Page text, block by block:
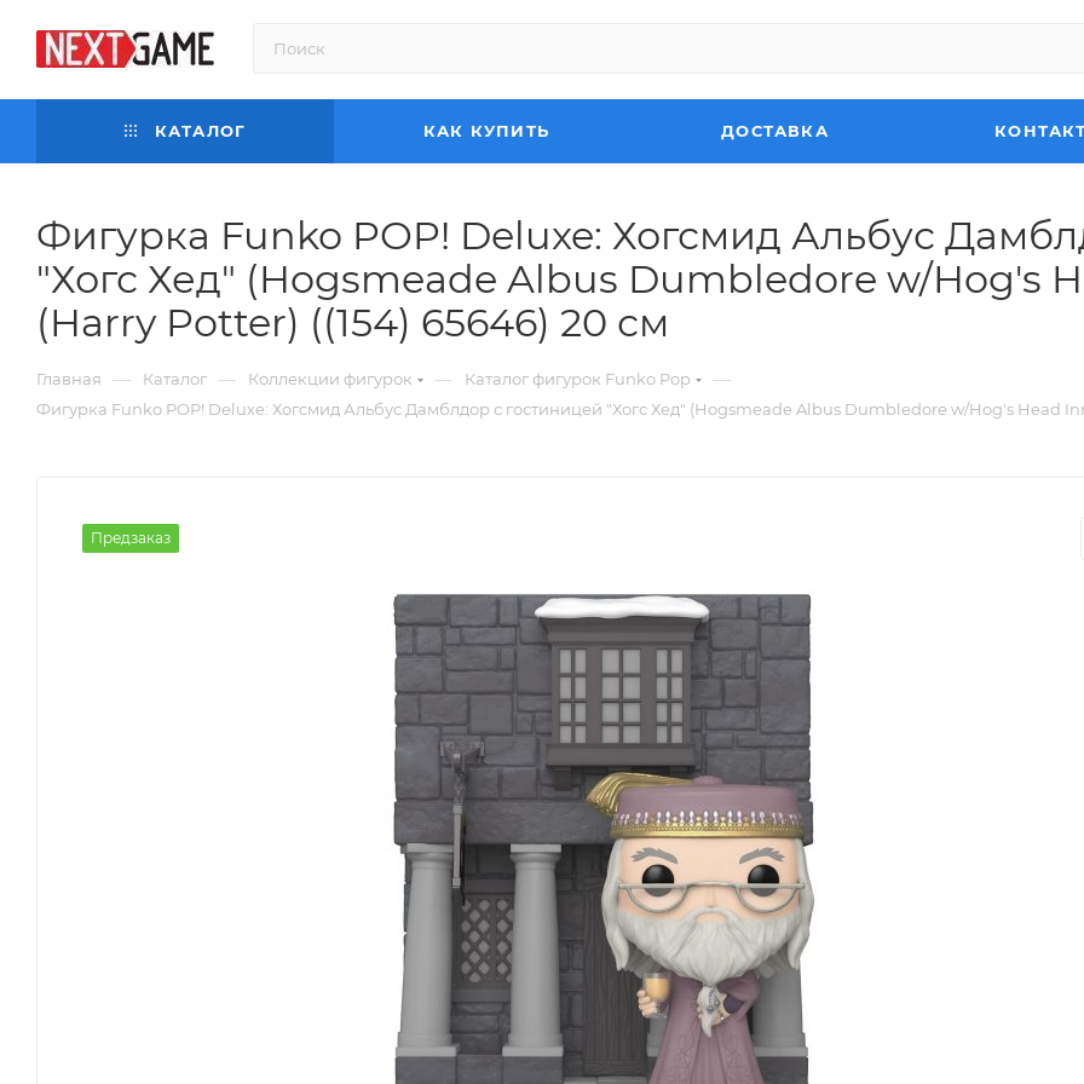
КАТАЛОГ КАК КУПИТЬ ДОСТАВКА
Фигурка Funko POP! Deluxe: Хогсмид Альбус
"Хогс Хед" (Hogsmeade Albus Dumbledore w/Hog's
(Harry Potter) ((154) 65646) 20 см
Главная — Каталог — Коллекции фигурок — Каталог фигурок Funko Pop —
Фигурка Funko POP! Deluxe: Хогсмид Альбус Дамблдор с гостиницей "Хогс Хед" (Hogsmeade Albus Dumbledore w/Hog's Head
Предзаказ